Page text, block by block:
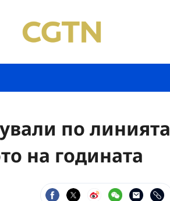
по линията
на годината